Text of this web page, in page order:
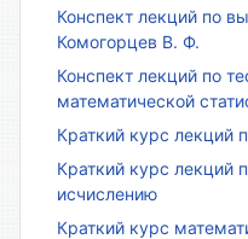
Конспект лекций по
Комогорцев В. Ф.
Конспект лекций по
математической
Краткий курс лекций
Краткий курс лекций
исчислению
Краткий курс